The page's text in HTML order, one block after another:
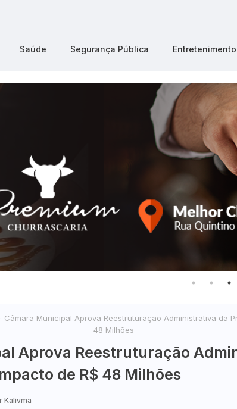
Saúde Segurança Pública Entretenimento
Câmara Municipal Aprova Reestruturação Administrativa da
48 Milhões
Aprova Reestruturação
de R$ 48 Milhões
Kalivma